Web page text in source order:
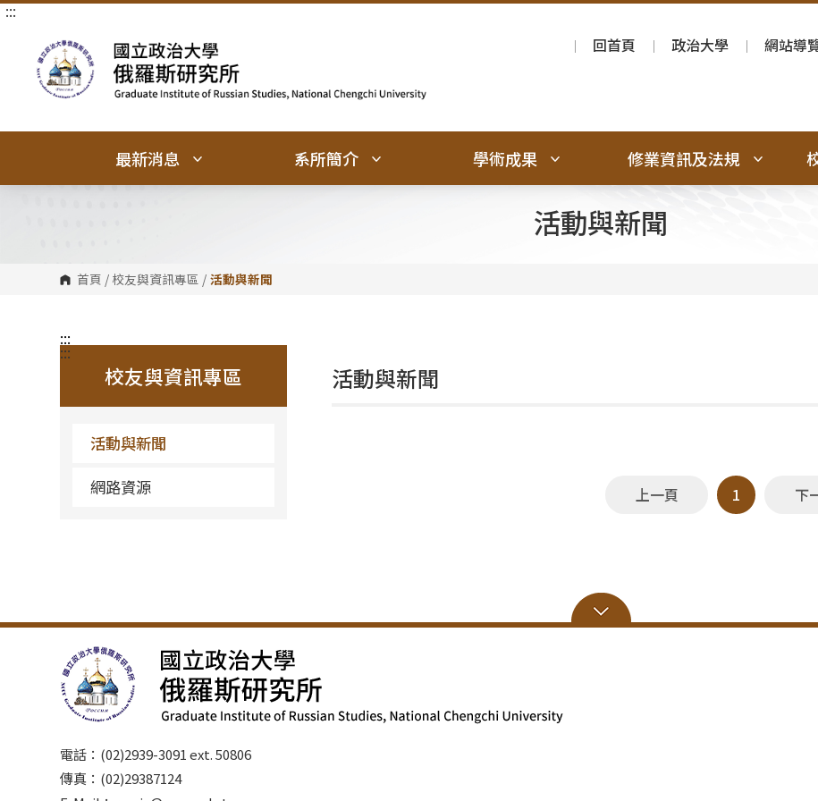
跳
跳
:::
回首頁
政治大學 網站導
最新消息 系所簡介 學術成果 修業資訊及法規
活動與新聞
首頁 / 校友與資訊專區 / 活動與新聞
:::
校友與資訊專區
活動與新聞
網路資源
:::
活動與新聞
上一頁 1 下
電話：(02)2939-3091 ext. 50806
傳真：(02)29387124